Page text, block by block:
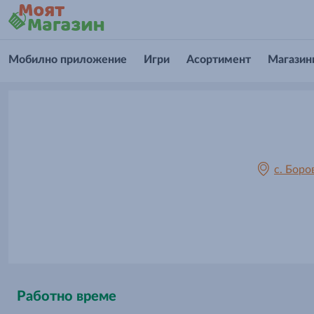
Мобилно приложение Игри Асортимент
с.
Работно време